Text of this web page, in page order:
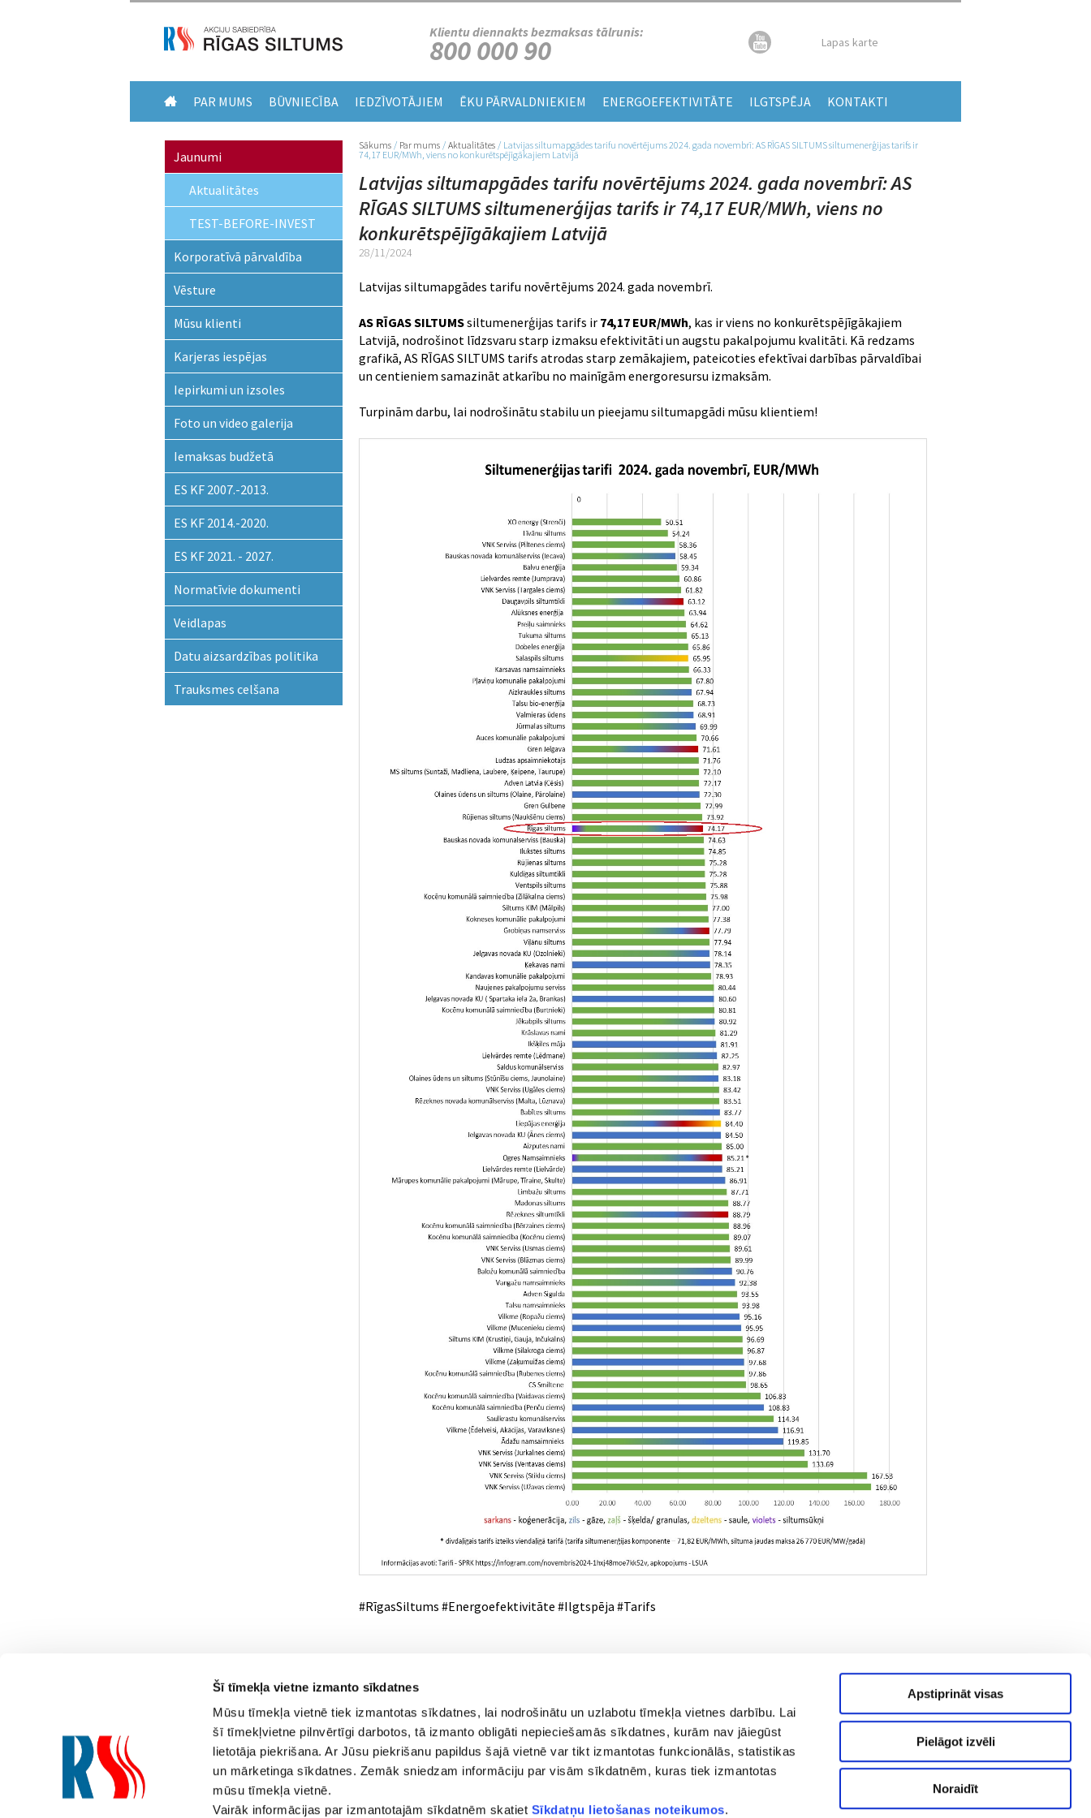
Šī tīmekļa vietne izmanto sīkdatnes
Mūsu tīmekļa vietnē tiek izmantotas sīkdatnes, lai nodrošinātu un uzlabotu tīmekļa vietnes darbību. Lai
šī tīmekļvietne pilnvērtīgi darbotos, tā izmanto obligāti nepieciešamās sīkdatnes, kurām nav jāiegūst
lietotāja piekrišana. Ar Jūsu piekrišanu papildus šajā vietnē var tikt izmantotas funkcionālās, statistikas
un mārketinga sīkdatnes. Zemāk sniedzam informāciju par visām sīkdatnēm, kuras tiek izmantotas
mūsu tīmekļa vietnē.
Vairāk informācijas par izmantotajām sīkdatnēm skatiet Sīkdatņu lietošanas noteikumos.
Apstiprināt visas
Pielāgot izvēli
Noraidīt
Klientu diennakts bezmaksas tālrunis:
800 000 90 Lapas karte
PAR MUMS BŪVNIECĪBA IEDZĪVOTĀJIEM ĒKU PĀRVALDNIEKIEM ENERGOEFEKTIVITĀTE ILGTSPĒJA KONTAKTI
Jūs atrodaties šeit
Sākums / Par mums / Aktualitātes / Latvijas siltumapgādes tarifu novērtējums 2024. gada novembrī: AS RĪGAS SILTUMS siltumenerģijas tarifs ir
74,17 EUR/MWh, viens no konkurētspējīgākajiem Latvijā
Latvijas siltumapgādes tarifu novērtējums 2024. gada novembrī: AS
RĪGAS SILTUMS siltumenerģijas tarifs ir 74,17 EUR/MWh, viens no
konkurētspējīgākajiem Latvijā
28/11/2024
Latvijas siltumapgādes tarifu novērtējums 2024. gada novembrī.
AS RĪGAS SILTUMSsiltumenerģijas tarifs ir 74,17 EUR/MWh, kas ir viens no konkurētspējīgākajiem
Latvijā, nodrošinot līdzsvaru starp izmaksu efektivitāti un augstu pakalpojumu kvalitāti. Kā redzams
grafikā, AS RĪGAS SILTUMS tarifs atrodas starp zemākajiem, pateicoties efektīvai darbības pārvaldībai
un centieniem samazināt atkarību no mainīgām energoresursu izmaksām.
Turpinām darbu, lai nodrošinātu stabilu un pieejamu siltumapgādi mūsu klientiem!
#RīgasSiltums #Energoefektivitāte #Ilgtspēja #Tarifs
Jaunumi
Aktualitātes
TEST-BEFORE-INVEST
Korporatīvā pārvaldība
Vēsture
Mūsu klienti
Karjeras iespējas
Iepirkumi un izsoles
Foto un video galerija
Iemaksas budžetā
ES KF 2007.-2013.
ES KF 2014.-2020.
ES KF 2021. - 2027.
Normatīvie dokumenti
Veidlapas
Datu aizsardzības politika
Trauksmes celšana
Saziņai
800 000 90(Diennakts tālrunis)